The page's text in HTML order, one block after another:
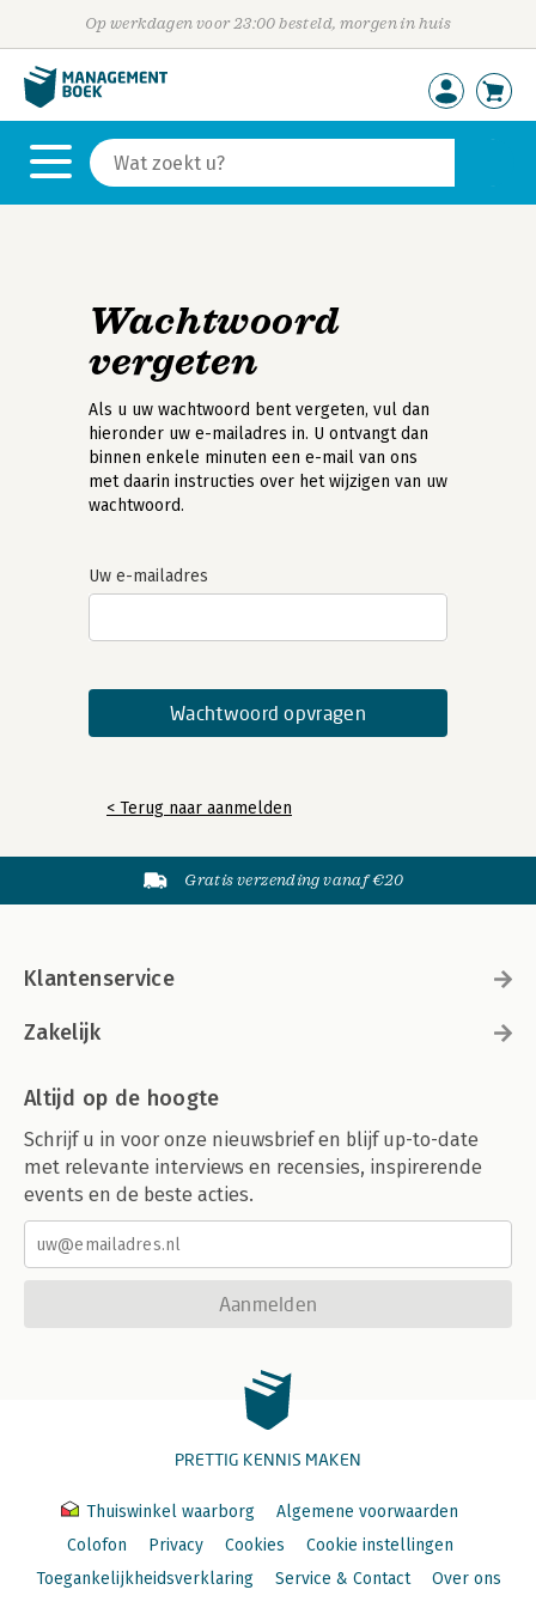
Op werkdagen voor 23:00 besteld, morgen in huis
Wachtwoord
vergeten
Als u uw wachtwoord bent vergeten, vul dan
hieronder uw e-mailadres in. U ontvangt dan
binnen enkele minuten een e-mail van ons
met daarin instructies over het wijzigen van uw
wachtwoord.
Uw e-mailadres
< Terug naar aanmelden
Gratis verzending vanaf €20
Klantenservice
Zakelijk
Altijd op de hoogte
Schrijf u in voor onze nieuwsbrief en blijf up-to-date
met relevante interviews en recensies, inspirerende
events en de beste acties.
Aanmelden
PRETTIG KENNIS MAKEN
Thuiswinkel waarborg
Algemene voorwaarden
Colofon
Privacy Cookies
Cookie instellingen
Toegankelijkheidsverklaring
Service & Contact Over ons